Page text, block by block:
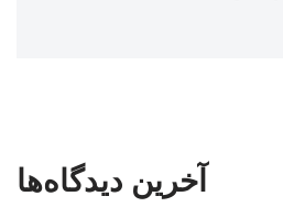
آخرین دیدگاه‌ها